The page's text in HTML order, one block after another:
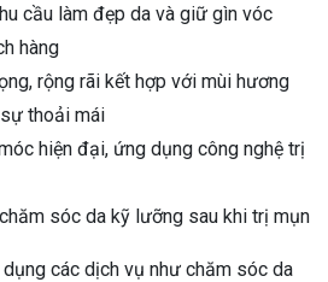
cầu làm đẹp da và giữ gìn vóc
hàng
rộng rãi kết hợp với mùi hương
thoải mái
hiện đại, ứng dụng công nghệ trị
sóc da kỹ lưỡng sau khi trị mụn
các dịch vụ như chăm sóc da